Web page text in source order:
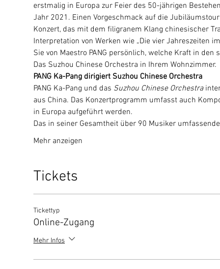
erstmalig in Europa zur Feier des 50-jährigen
Jahr 2021. Einen Vorgeschmack auf die
Konzert, das mit dem filigranem Klang chinesischer
Interpretation von Werken wie „Die vier Jahreszeiten
Sie von Maestro PANG persönlich, welche Kraft in
Das Suzhou Chinese Orchestra in Ihrem Wohnzimmer.
PANG Ka-Pang dirigiert Suzhou Chinese Orchestra
PANG Ka-Pang und das Suzhou Chinese Orchestra
aus China. Das Konzertprogramm umfasst auch
in Europa aufgeführt werden.
Das in seiner Gesamtheit über 90 Musiker
Mehr anzeigen
Tickets
Tickettyp
Online-Zugang
Mehr Infos